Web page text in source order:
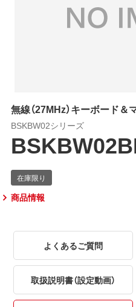
無線（27MHz）キーボード＆
BSKBW02シリーズ
商品情報
よくあるご質問
取扱説明書（設定動画）